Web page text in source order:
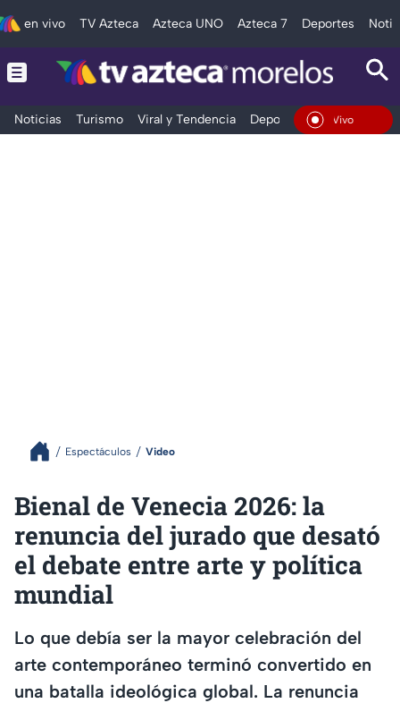
en vivo TV Azteca Azteca UNO Azteca 7 Deportes
Noticias Turismo Viral y Tendencia Deportes Espectáculos
En Vivo
Espectáculos Video
Bienal de Venecia 2026: la
renuncia del jurado que desató
el debate entre arte y política
mundial
Lo que debía ser la mayor celebración del
arte contemporáneo terminó convertido en
una batalla ideológica global. La renuncia